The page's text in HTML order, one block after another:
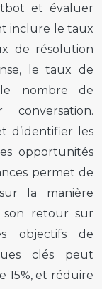
et évaluer
inclure le taux
de résolution
le taux de
le nombre de
d’identifier les
opportunités
permet de
la manière
son retour sur
objectifs de
clés peut
15%, et réduire